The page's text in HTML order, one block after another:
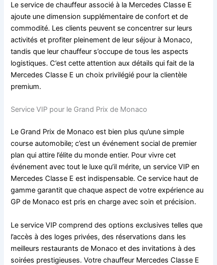
Le service de chauffeur associé à la Mercedes Classe E
ajoute une dimension supplémentaire de confort et de
commodité. Les clients peuvent se concentrer sur leurs
activités et profiter pleinement de leur séjour à Monaco,
tandis que leur chauffeur s’occupe de tous les aspects
logistiques. C’est cette attention aux détails qui fait de la
Mercedes Classe E un choix privilégié pour la clientèle
premium.
Service VIP pour le Grand Prix de Monaco
Le Grand Prix de Monaco est bien plus qu’une simple
course automobile; c’est un événement social de premier
plan qui attire l’élite du monde entier. Pour vivre cet
événement avec tout le luxe qu’il mérite, un service VIP en
Mercedes Classe E est indispensable. Ce service haut de
gamme garantit que chaque aspect de votre expérience au
GP de Monaco est pris en charge avec soin et précision.
Le service VIP comprend des options exclusives telles que
l’accès à des loges privées, des réservations dans les
meilleurs restaurants de Monaco et des invitations à des
soirées prestigieuses. Votre chauffeur Mercedes Classe E